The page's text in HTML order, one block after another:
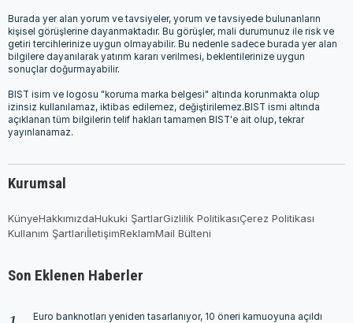
Burada yer alan yorum ve tavsiyeler, yorum ve tavsiyede bulunanların
kişisel görüşlerine dayanmaktadır. Bu görüşler, mali durumunuz ile risk ve
getiri tercihlerinize uygun olmayabilir. Bu nedenle sadece burada yer alan
bilgilere dayanılarak yatırım kararı verilmesi, beklentilerinize uygun
sonuçlar doğurmayabilir.
BIST isim ve logosu "koruma marka belgesi" altında korunmakta olup
izinsiz kullanılamaz, iktibas edilemez, değiştirilemez.BIST ismi altında
açıklanan tüm bilgilerin telif hakları tamamen BIST'e ait olup, tekrar
yayınlanamaz.
Kurumsal
KünyeHakkımızdaHukuki ŞartlarGizlilik PolitikasıÇerez Politikası
Kullanım ŞartlarıİletişimReklamMail Bülteni
Son Eklenen Haberler
Euro banknotları yeniden tasarlanıyor, 10 öneri kamuoyuna açıldı